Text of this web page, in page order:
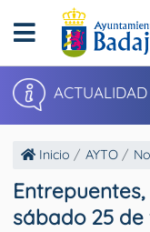
ACTUALIDAD
Inicio AYTO
sábado 25